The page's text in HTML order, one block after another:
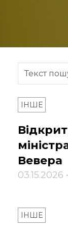
ІНШЕ
Вевера
03.15.2026
ІНШЕ